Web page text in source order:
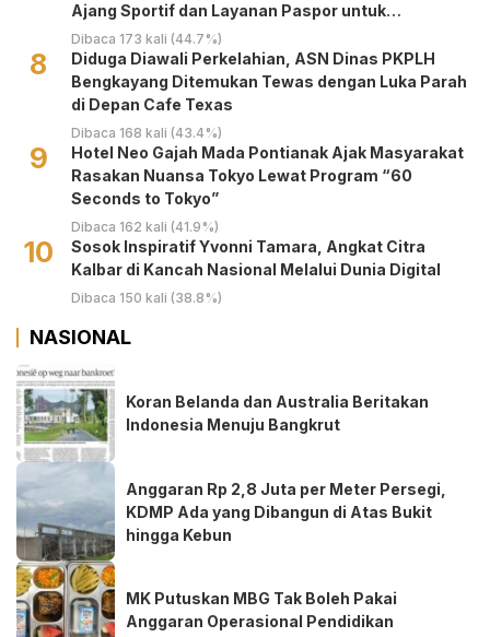
Ajang Sportif dan Layanan Paspor untuk
Masyarakat
Dibaca 173 kali (44.7%)
8
Diduga Diawali Perkelahian, ASN Dinas PKPLH
Bengkayang Ditemukan Tewas dengan Luka Parah
di Depan Cafe Texas
Dibaca 168 kali (43.4%)
9
Hotel Neo Gajah Mada Pontianak Ajak Masyarakat
Rasakan Nuansa Tokyo Lewat Program “60
Seconds to Tokyo”
Dibaca 162 kali (41.9%)
10
‎Sosok Inspiratif Yvonni Tamara, Angkat Citra
Kalbar di Kancah Nasional Melalui Dunia Digital ‎
Dibaca 150 kali (38.8%)
NASIONAL
Koran Belanda dan Australia Beritakan
Indonesia Menuju Bangkrut
Anggaran Rp 2,8 Juta per Meter Persegi,
KDMP Ada yang Dibangun di Atas Bukit
hingga Kebun
MK Putuskan MBG Tak Boleh Pakai
Anggaran Operasional Pendidikan